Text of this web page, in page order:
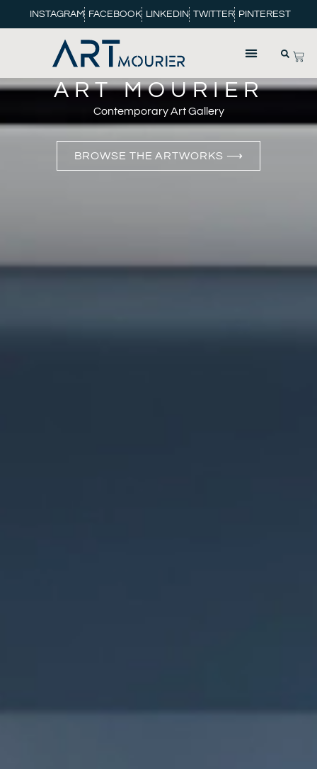
INSTAGRAM FACEBOOK LINKEDIN TWITTER PINTEREST
ART MOURIER
Contemporary Art Gallery
BROWSE THE ARTWORKS ⟶